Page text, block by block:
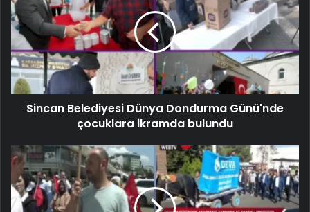
Sincan Belediyesi Dünya Dondurma Günü'nde
çocuklara ikramda bulundu